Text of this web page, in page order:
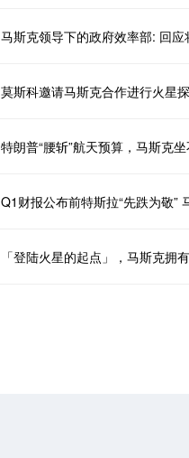
马斯克领导下的政府效率部: 回
莫斯科邀请马斯克合作进行火星
特朗普“腰斩”航天预算，马斯克
Q1财报公布前特斯拉“先跌为敬”
「登陆火星的起点」，马斯克拥